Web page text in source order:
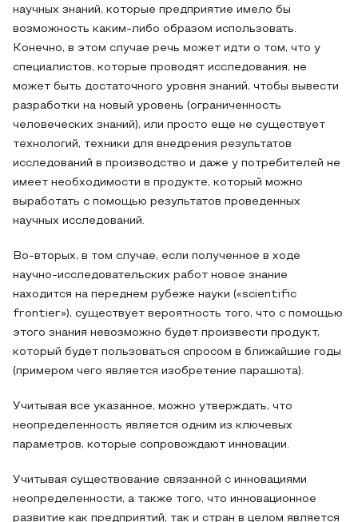
научных знаний, которые предприятие имело бы
возможность каким-либо образом использовать.
Конечно, в этом случае речь может идти о том, что у
специалистов, которые проводят исследования, не
может быть достаточного уровня знаний, чтобы вывести
разработки на новый уровень (ограниченность
человеческих знаний), или просто еще не существует
технологий, техники для внедрения результатов
исследований в производство и даже у потребителей не
имеет необходимости в продукте, который можно
выработать с помощью результатов проведенных
научных исследований.
Во-вторых, в том случае, если полученное в ходе
научно-исследовательских работ новое знание
находится на переднем рубеже науки («scientific
frontier»), существует вероятность того, что с помощью
этого знания невозможно будет произвести продукт,
который будет пользоваться спросом в ближайшие годы
(примером чего является изобретение парашюта).
Учитывая все указанное, можно утверждать, что
неопределенность является одним из ключевых
параметров, которые сопровождают инновации.
Учитывая существование связанной с инновациями
неопределенности, а также того, что инновационное
развитие как предприятий, так и стран в целом является